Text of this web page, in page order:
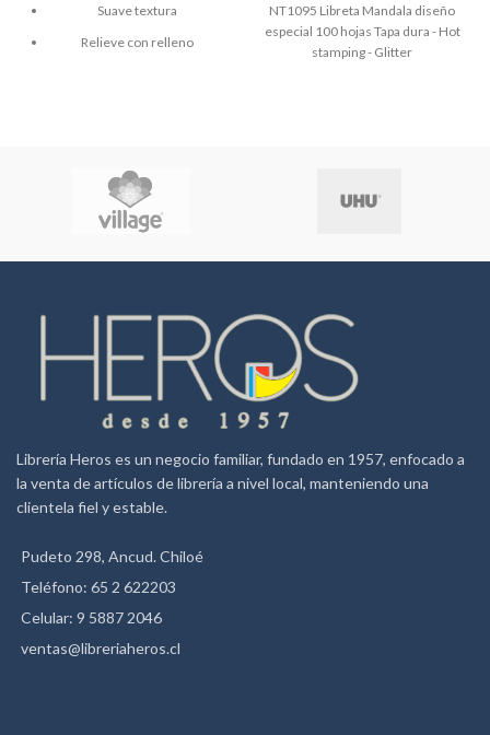
Suave textura
Relieve con relleno
NT1095 Libreta Mandala diseño
especial 100 hojas Tapa dura - Hot
stamping - Glitter
Librería Heros es un negocio familiar, fundado en 1957, enfocado a
la venta de artículos de librería a nivel local, manteniendo una
clientela fiel y estable.
Pudeto 298, Ancud. Chiloé
Teléfono: 65 2 622203
Celular: 9 5887 2046
ventas@libreriaheros.cl